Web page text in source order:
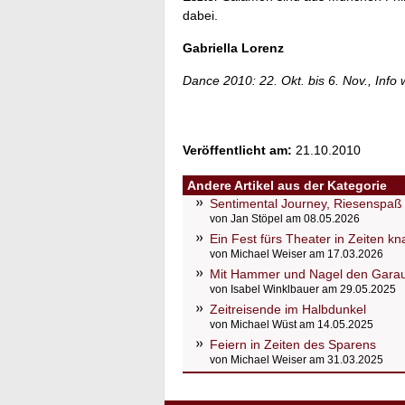
dabei.
Gabriella Lorenz
Dance 2010: 22. Okt. bis 6. Nov., Info
Veröffentlicht am: 21.10.2010
Andere Artikel aus der Kategorie
Sentimental Journey,
von Jan Stöpel am 08.05.2026
Ein Fest fürs Theater in Zeiten
von Michael Weiser am 17.03.2026
Mit Hammer und Nagel den
von Isabel Winklbauer am 29.05.2025
Zeitreisende im Halbdunkel
von Michael Wüst am 14.05.2025
Feiern in Zeiten des Sparens
von Michael Weiser am 31.03.2025